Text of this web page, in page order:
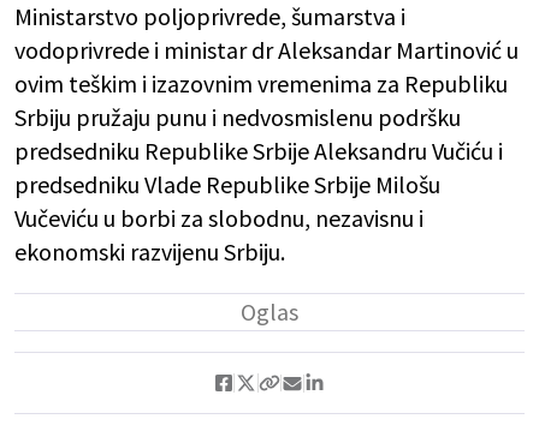
Ministarstvo poljoprivrede, šumarstva i
vodoprivrede i ministar dr Aleksandar Martinović u
ovim teškim i izazovnim vremenima za Republiku
Srbiju pružaju punu i nedvosmislenu podršku
predsedniku Republike Srbije Aleksandru Vučiću i
predsedniku Vlade Republike Srbije Milošu
Vučeviću u borbi za slobodnu, nezavisnu i
ekonomski razvijenu Srbiju.